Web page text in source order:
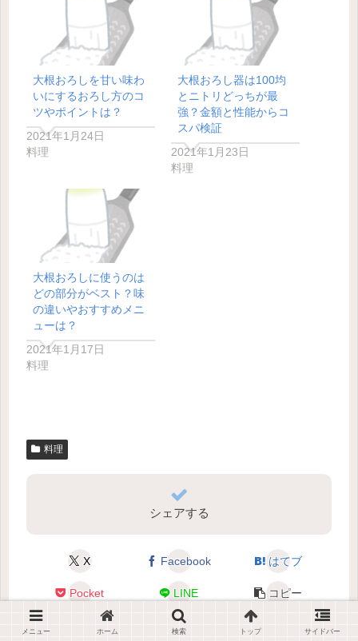
大根おろしを甘い味わ
いにするおろし方のコ
ツやポイントは？
2021年1月24日
料理
大根おろし器は100均
とニトリどっちが最
強？金額と性能からコ
スパ検証
2021年1月23日
料理
大根おろしに使うのは
どの部分がベスト？味
の違いやおすすめメニ
ューは？
2021年1月17日
料理
料理
シェアする
X Facebook はてブ
Pocket LINE コピー
メニュー ホーム 検索 トップ サイドバー